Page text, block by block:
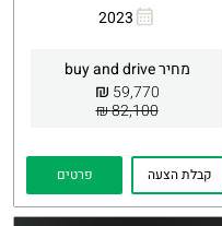
2023
מחיר buy and drive
59,770
₪
82,100 ₪
Whatsapp
קבלת הצעה פרטים